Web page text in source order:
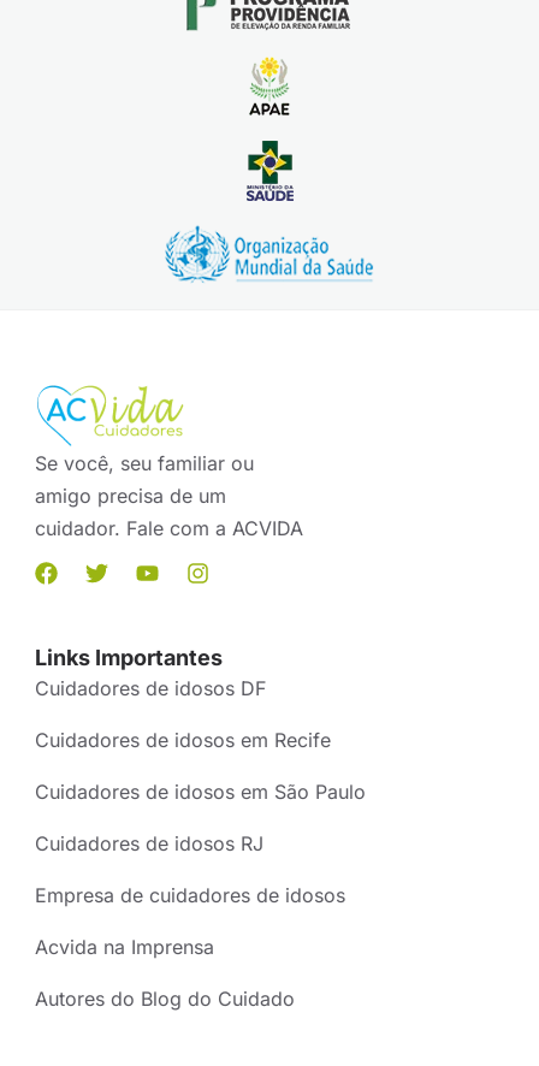
Se você, seu familiar ou
amigo precisa de um
cuidador. Fale com a ACVIDA
Links Importantes
Cuidadores de idosos DF
Cuidadores de idosos em Recife
Cuidadores de idosos em São Paulo
Cuidadores de idosos RJ
Empresa de cuidadores de idosos
Acvida na Imprensa
Autores do Blog do Cuidado